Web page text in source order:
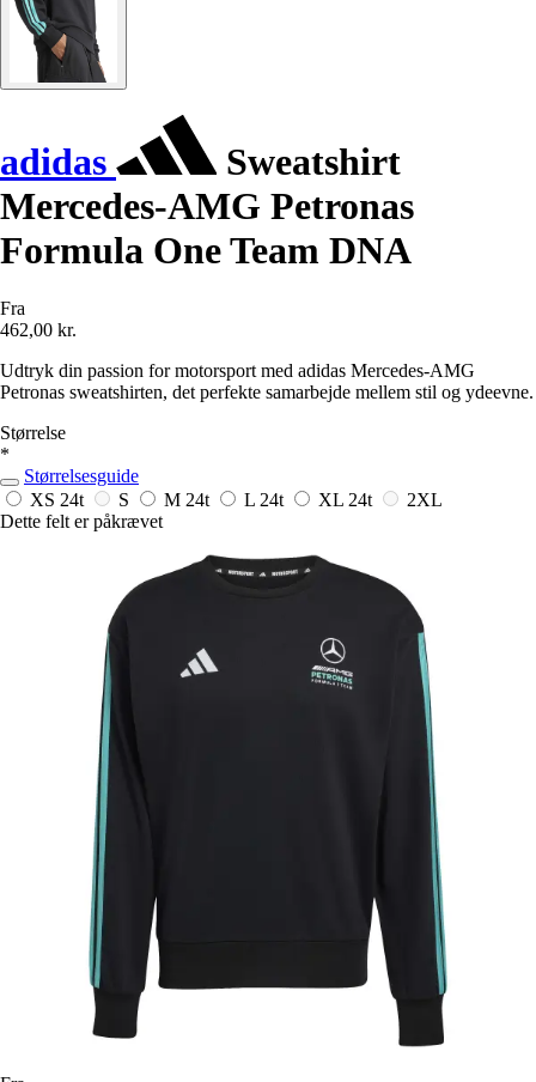
adidas
Sweatshirt
Mercedes-AMG Petronas
Formula One Team DNA
Fra
462,00 kr.
Udtryk din passion for motorsport med adidas Mercedes-AMG
Petronas sweatshirten, det perfekte samarbejde mellem stil og ydeevne.
Størrelse
*
Størrelsesguide
XS 24t S M 24t L 24t XL 24t
2XL
Dette felt er påkrævet